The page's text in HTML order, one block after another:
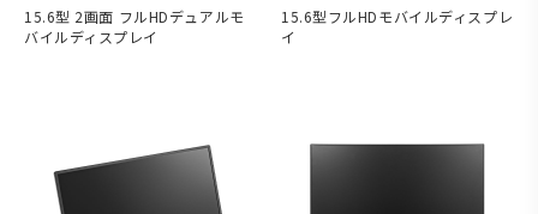
15.6型 2画面 フルHDデュアルモ
バイルディスプレイ
15.6型フルHDモバイルディスプレ
イ